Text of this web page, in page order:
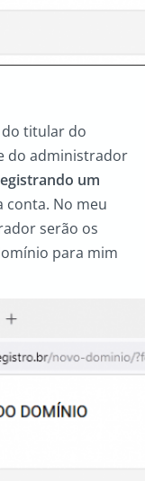
titular do
do administrador
um
conta. No meu
serão os
para mim